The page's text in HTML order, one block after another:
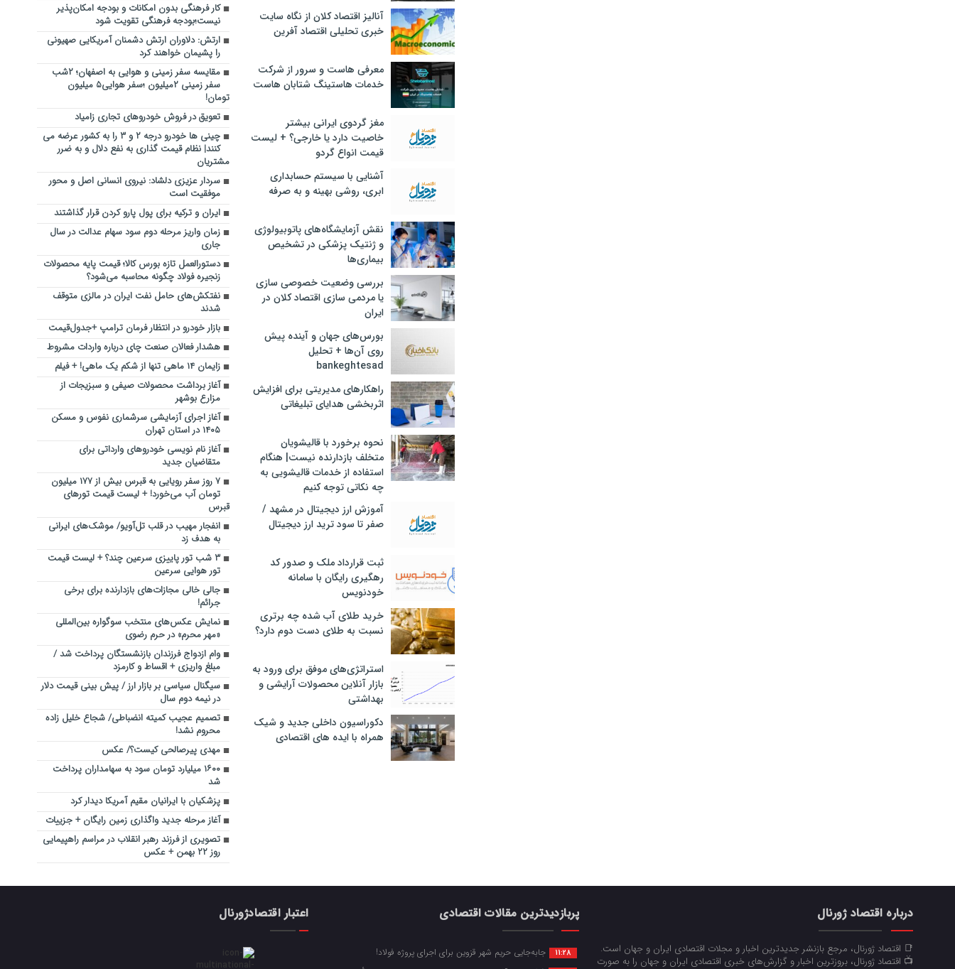
آنالیز اقتصاد کلان از نگاه سایت
خبری تحلیلی اقتصاد آفرین
معرفی هاست و سرور از شرکت
خدمات هاستینگ شتابان هاست
مغز گردوی ایرانی بیشتر
خاصیت دارد یا خارجی؟ + لیست
قیمت انواع گردو
آشنایی با سیستم حسابداری
ابری، روشی بهینه و به صرفه
نقش آزمایشگاه‌های پاتوبیولوژی
و ژنتیک پزشکی در تشخیص
بیماری‌ها
بررسی وضعیت خصوصی سازی
یا مردمی سازی اقتصاد کلان در
ایران
بورس‌های جهان و آینده پیش
روی آن‌ها + تحلیل
bankeghtesad
راهکارهای مدیریتی برای افزایش
اثربخشی هدایای تبلیغاتی
نحوه برخورد با قالیشویان
متخلف بازدارنده نیست| هنگام
استفاده از خدمات قالیشویی به
چه نکاتی توجه کنیم
آموزش ارز دیجیتال در مشهد /
صفر تا سود ترید ارز دیجیتال
ثبت قرارداد ملک و صدور کد
رهگیری رایگان با سامانه
خودنویس
خرید طلای آب شده چه برتری
نسبت به طلای دست دوم دارد؟
استراتژی‌های موفق برای ورود به
بازار آنلاین محصولات آرایشی و
بهداشتی
دکوراسیون داخلی جدید و شیک
همراه با ایده های اقتصادی
کار فرهنگی بدون امکانات و بودجه امکان‌پذیر
نیست؛بودجه فرهنگی تقویت شود
ارتش: دلاوران ارتش دشمنان آمریکایی صهیونی
را پشیمان خواهند کرد
مقایسه سفر زمینی و هوایی به اصفهان؛ ۲شب
سفر زمینی ۲میلیون ؛سفر هوایی۵ میلیون
تومان!
تعویق در فروش خودروهای تجاری زامیاد
چینی ها خودرو درجه ۲ و ۳ را به کشور عرضه می
کنند| نظام قیمت گذاری به نفع دلال و به ضرر
مشتریان
سردار عزیزی دلشاد: نیروی انسانی اصل و محور
موفقیت است
ایران و ترکیه برای پول پارو کردن قرار گذاشتند
زمان واریز مرحله دوم سود سهام عدالت در سال
جاری
دستورالعمل تازه بورس کالا؛ قیمت پایه محصولات
زنجیره فولاد چگونه محاسبه می‌شود؟
نفتکش‌های حامل نفت ایران در مالزی متوقف
شدند
بازار خودرو در انتظار فرمان ترامپ +جدول‌قیمت
هشدار فعالان صنعت چای درباره واردات مشروط
زایمان ۱۴ ماهی تنها از شکم یک ماهی! + فیلم
آغاز برداشت محصولات صیفی و سبزیجات از
مزارع بوشهر
آغاز اجرای آزمایشی سرشماری نفوس و مسکن
۱۴۰۵ در استان تهران
آغاز نام نویسی خودروهای وارداتی برای
متقاضیان جدید
۷ روز سفر رویایی به قبرس بیش از ۱۷۷ میلیون
تومان آب می‌خورد! + لیست قیمت تورهای
قبرس
انفجار مهیب در قلب تل‌آویو/ موشک‌های ایرانی
به هدف زد
۳ شب تور پاییزی سرعین چند؟ + لیست قیمت
تور هوایی سرعین
جالی خالی مجازات‌های بازدارنده برای برخی
جرائم!
نمایش عکس‌های منتخب سوگواره بین‌المللی
«مهر محرم» در حرم رضوی
وام ازدواج فرزندان بازنشستگان پرداخت شد /
مبلغ واریزی + اقساط و کارمزد
سیگنال سیاسی بر بازار ارز / پیش بینی قیمت دلار
در نیمه دوم سال
تصمیم عجیب کمیته انضباطی/ شجاع خلیل زاده
محروم نشد!
مهدی پیرصالحی کیست؟/ عکس
۱۶۰۰ میلیارد تومان سود به سهامداران پرداخت
شد
پزشکیان با ایرانیان مقیم آمریکا دیدار کرد
آغاز مرحله جدید واگذاری زمین رایگان + جزییات
تصویری از فرزند رهبر انقلاب در مراسم راهپیمایی
روز ۲۲ بهمن + عکس
درباره اقتصاد ژورنال
📑 اقتصاد ژورنال، مرجع بازنشر جدیدترین اخبار و مجلات اقتصادی ایران و جهان است.
📺 اقتصاد ژورنال، بروزترین اخبار و گزارش‌های خبری اقتصادی ایران و جهان را به صورت
پربازدیدترین مقالات اقتصادی
11:28 جابه‌جایی حریم شهر قزوین برای اجرای پروژه فولاد!
اعتبار اقتصادژورنال